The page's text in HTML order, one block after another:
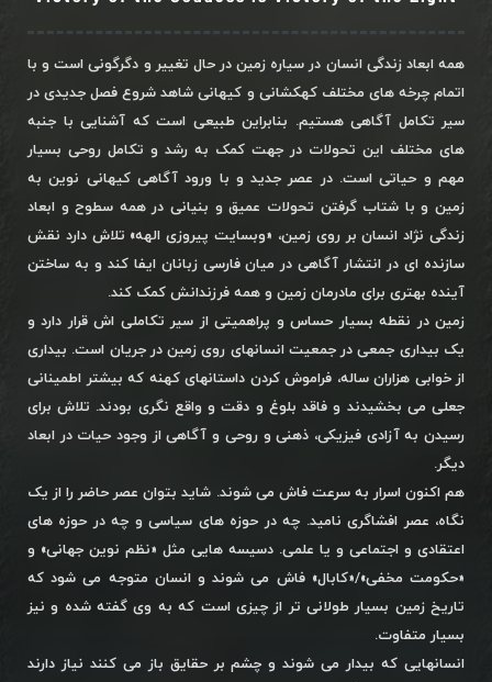
همه ابعاد زندگی انسان در سیاره زمین در حال تغییر و دگرگونی است و با
اتمام چرخه های مختلف کهکشانی و کیهانی شاهد شروع فصل جدیدی در
سیر تکامل آگاهی هستیم. بنابراین طبیعی است که آشنایی با جنبه
های مختلف این تحولات در جهت کمک به رشد و تکامل روحی بسیار
مهم و حیاتی است. در عصر جدید و با ورود آگاهی کیهانی نوین به
زمین و با شتاب گرفتن تحولات عمیق و بنیانی در همه سطوح و ابعاد
زندگی نژاد انسان بر روی زمین، «وبسایت پیروزی الهه» تلاش دارد نقش
سازنده ای در انتشار آگاهی در میان فارسی زبانان ایفا کند و به ساختن
آینده بهتری برای مادرمان زمین و همه فرزندانش کمک کند.
زمین در نقطه بسیار حساس و پراهمیتی از سیر تکاملی اش قرار دارد و
یک بیداری جمعی در جمعیت انسانهای روی زمین در جریان است. بیداری
از خوابی هزاران ساله، فراموش کردن داستانهای کهنه که بیشتر اطمینانی
جعلی می بخشیدند و فاقد بلوغ و دقت و واقع نگری بودند. تلاش برای
رسیدن به آزادی فیزیکی، ذهنی و روحی و آگاهی از وجود حیات در ابعاد
دیگر.
هم اکنون اسرار به سرعت فاش می شوند. شاید بتوان عصر حاضر را از یک
نگاه، عصر افشاگری نامید. چه در حوزه های سیاسی و چه در حوزه های
اعتقادی و اجتماعی و یا علمی. دسیسه هایی مثل «نظم نوین جهانی» و
«حکومت مخفی»/«کابال» فاش می شوند و انسان متوجه می شود که
تاریخ زمین بسیار طولانی تر از چیزی است که به وی گفته شده و نیز
بسیار متفاوت.
انسانهایی که بیدار می شوند و چشم بر حقایق باز می کنند نیاز دارند